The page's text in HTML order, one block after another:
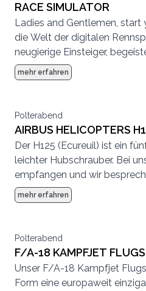
RACE SIMULATOR
Ladies and Gentlemen, start
die Welt der digitalen
neugierige Einsteiger,
unermüdliche Konsolen-
Rennfahrer: Alle sind herzlich
garantiert. Sie haben die Wahl
Fahrzeugen und 350
mehr erfahren
Polterabend
AIRBUS HELICOPTERS
Der H125 (Ecureuil) ist ein
leichter Hubschrauber. Bei
empfangen und wir
bei einem gemeinsamen Getränk
Orangensaft, Wasser) und
mehr erfahren
Polterabend
F/A-18 KAMPFJET
Unser F/A-18 Kampfjet
Form eine europaweit